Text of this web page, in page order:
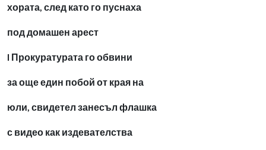
хората, след като го пуснаха
под домашен арест
l Прокуратурата го обвини
за още един побой от края на
юли, свидетел занесъл флашка
с видео как издевателства